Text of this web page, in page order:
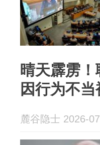
晴天霹雳
因行为不
麓谷隐士 2026-